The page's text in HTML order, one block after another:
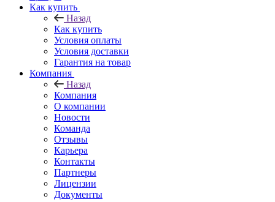
Как купить
Назад
Как купить
Условия оплаты
Условия доставки
Гарантия на товар
Компания
Назад
Компания
О компании
Новости
Команда
Отзывы
Карьера
Контакты
Партнеры
Лицензии
Документы